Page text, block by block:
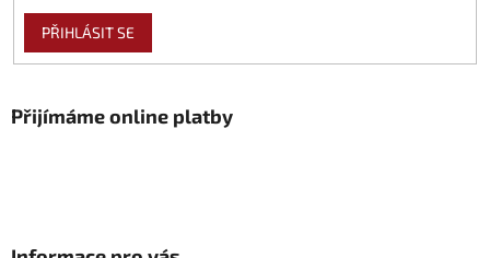
PŘIHLÁSIT SE
Přijímáme online platby